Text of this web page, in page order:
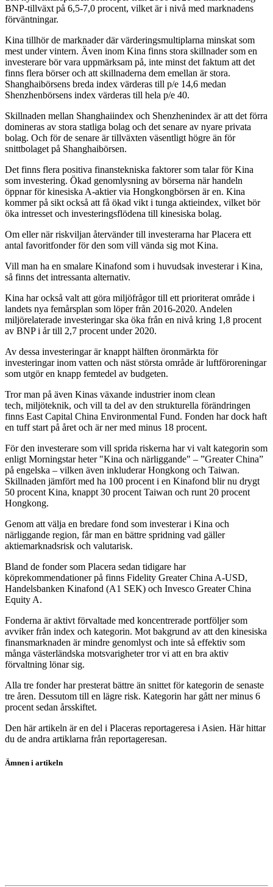
BNP-tillväxt på 6,5-7,0 procent, vilket är i nivå med marknadens
förväntningar.
Kina tillhör de marknader där värderingsmultiplarna minskat som
mest under vintern. Även inom Kina finns stora skillnader som en
investerare bör vara uppmärksam på, inte minst det faktum att det
finns flera börser och att skillnaderna dem emellan är stora.
Shanghaibörsens breda index värderas till p/e 14,6 medan
Shenzhenbörsens index värderas till hela p/e 40.
Skillnaden mellan Shanghaiindex och Shenzhenindex är att det förra
domineras av stora statliga bolag och det senare av nyare privata
bolag. Och för de senare är tillväxten väsentligt högre än för
snittbolaget på Shanghaibörsen.
Det finns flera positiva finanstekniska faktorer som talar för Kina
som investering. Ökad genomlysning av börserna när handeln
öppnar för kinesiska A-aktier via Hongkongbörsen är en. Kina
kommer på sikt också att få ökad vikt i tunga aktieindex, vilket bör
öka intresset och investeringsflödena till kinesiska bolag.
Om eller när riskviljan återvänder till investerarna har Placera ett
antal favoritfonder för den som vill vända sig mot Kina.
Vill man ha en smalare Kinafond som i huvudsak investerar i Kina,
så finns det intressanta alternativ.
Kina har också valt att göra miljöfrågor till ett prioriterat område i
landets nya femårsplan som löper från 2016-2020. Andelen
miljörelaterade investeringar ska öka från en nivå kring 1,8 procent
av BNP i år till 2,7 procent under 2020.
Av dessa investeringar är knappt hälften öronmärkta för
investeringar inom vatten och näst största område är luftföroreningar
som utgör en knapp femtedel av budgeten.
Tror man på även Kinas växande industrier inom clean
tech, miljöteknik, och vill ta del av den strukturella förändringen
finns East Capital China Environmental Fund. Fonden har dock haft
en tuff start på året och är ner med minus 18 procent.
För den investerare som vill sprida riskerna har vi valt kategorin som
enligt Morningstar heter "Kina och närliggande" – ”Greater China”
på engelska – vilken även inkluderar Hongkong och Taiwan.
Skillnaden jämfört med ha 100 procent i en Kinafond blir nu drygt
50 procent Kina, knappt 30 procent Taiwan och runt 20 procent
Hongkong.
Genom att välja en bredare fond som investerar i Kina och
närliggande region, får man en bättre spridning vad gäller
aktiemarknadsrisk och valutarisk.
Bland de fonder som Placera sedan tidigare har
köprekommendationer på finns Fidelity Greater China A-USD,
Handelsbanken Kinafond (A1 SEK) och Invesco Greater China
Equity A.
Fonderna är aktivt förvaltade med koncentrerade portföljer som
avviker från index och kategorin. Mot bakgrund av att den kinesiska
finansmarknaden är mindre genomlyst och inte så effektiv som
många västerländska motsvarigheter tror vi att en bra aktiv
förvaltning lönar sig.
Alla tre fonder har presterat bättre än snittet för kategorin de senaste
tre åren. Dessutom till en lägre risk. Kategorin har gått ner minus 6
procent sedan årsskiftet.
Den här artikeln är en del i Placeras reportageresa i Asien. Här hittar
du de andra artiklarna från reportageresan.
Ämnen i artikeln